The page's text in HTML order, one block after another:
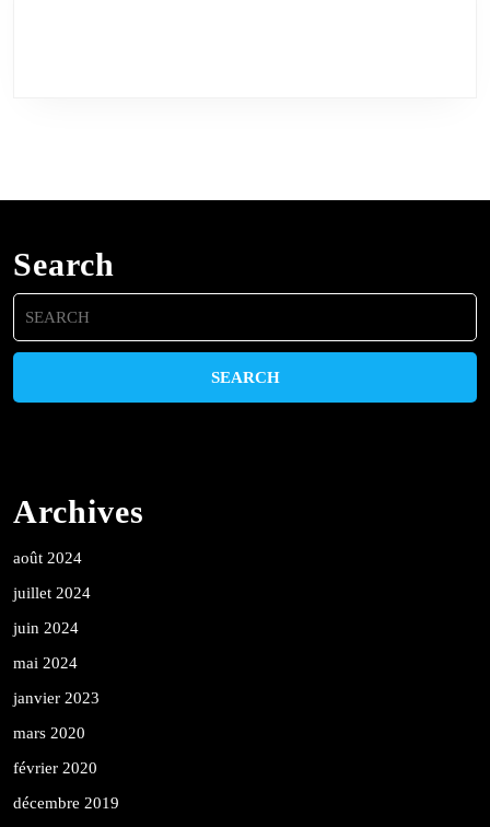
Search
Search
for:
Archives
août 2024
juillet 2024
juin 2024
mai 2024
janvier 2023
mars 2020
février 2020
décembre 2019